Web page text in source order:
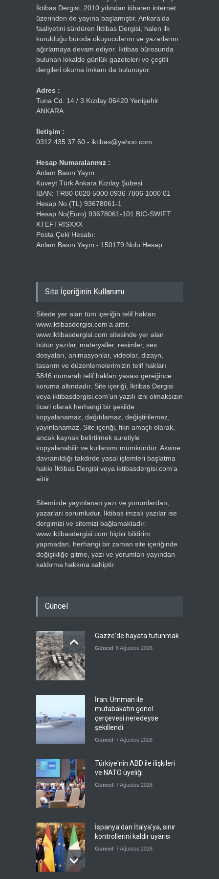
İktibas Dergisi, 2010 yılından itibaren internet
üzerinden de yayına başlamıştır. Ankara’da
faaliyetini sürdüren İktibas Dergisi, halen ilk
kurulduğu büroda okuyucularını ve yazarlarını
ağırlamaya devam ediyor. İktibas bürosunda
bulunan lokalde günlük gazeteleri ve çeşitli
dergileri okuma imkanı da bulunuyor.
Adres :
Tuna Cd. 14 / 3 Kızılay 06420 Yenişehir
ANKARA
İletişim :
0312 435 37 60 - iktibas@yahoo.com
Hesap Numaralarımız :
Anlam Basın Yayın
Kuveyt Türk Ankara Kızılay Şubesi
IBAN: TR80 0020 5000 0936 7806 1000 01
Hesap No (TL) 93678061-1
Hesap No(Euro) 93678061-101 BIC-SWIFT:
KTEFTRISXXX
Posta Çeki Hesabı:
Anlam Basın Yayın - 150179 Nolu Hesap
Site İçeriğinin Kullanımı
Sitede yer alan tüm içeriğin telif hakları
www.iktibasdergisi.com’a aittir.
www.iktibasdergisi.com sitesinde yer alan
bütün yazılar, materyaller, resimler, ses
dosyaları, animasyonlar, videolar, dizayn,
tasarım ve düzenlemelerimizin telif hakları
5846 numaralı telif hakları yasası gereğince
koruma altındadır. Site içeriği, İktibas Dergisi
veya iktibasdergisi.com’un yazılı izni olmaksızın
ticari olarak herhangi bir şekilde
kopyalanamaz, dağıtılamaz, değiştirilemez,
yayınlanamaz. Site içeriği, fikri amaçlı olarak,
ancak kaynak belirtilmek suretiyle
kopyalanabilir ve kullanımı mümkündür. Aksine
davranıldığı takdirde yasal işlemleri başlatma
hakkı İktibas Dergisi veya iktibasdergisi.com’a
aittir.
Sitemizde yayınlanan yazı ve yorumlardan,
yazarları sorumludur. İktibas imzalı yazılar ise
dergimizi ve sitemizi bağlamaktadır.
www.iktibasdergisi.com hiçbir bildirim
yapmadan, herhangi bir zaman site içeriğinde
değişikliğe gitme, yazı ve yorumları yayından
kaldırma hakkına sahiptir.
Güncel
Gazze'de hayata tutunmak
Güncel 8 Ağustos 2026
İran: Umman ile
mutabakatın genel
çerçevesi neredeyse
şekillendi
Güncel 7 Ağustos 2026
Türkiye'nin ABD ile ilişkileri
ve NATO üyeliği
Güncel 7 Ağustos 2026
İspanya'dan İtalya'ya, sınır
kontrollerini kaldır uyarısı
Güncel 7 Ağustos 2026